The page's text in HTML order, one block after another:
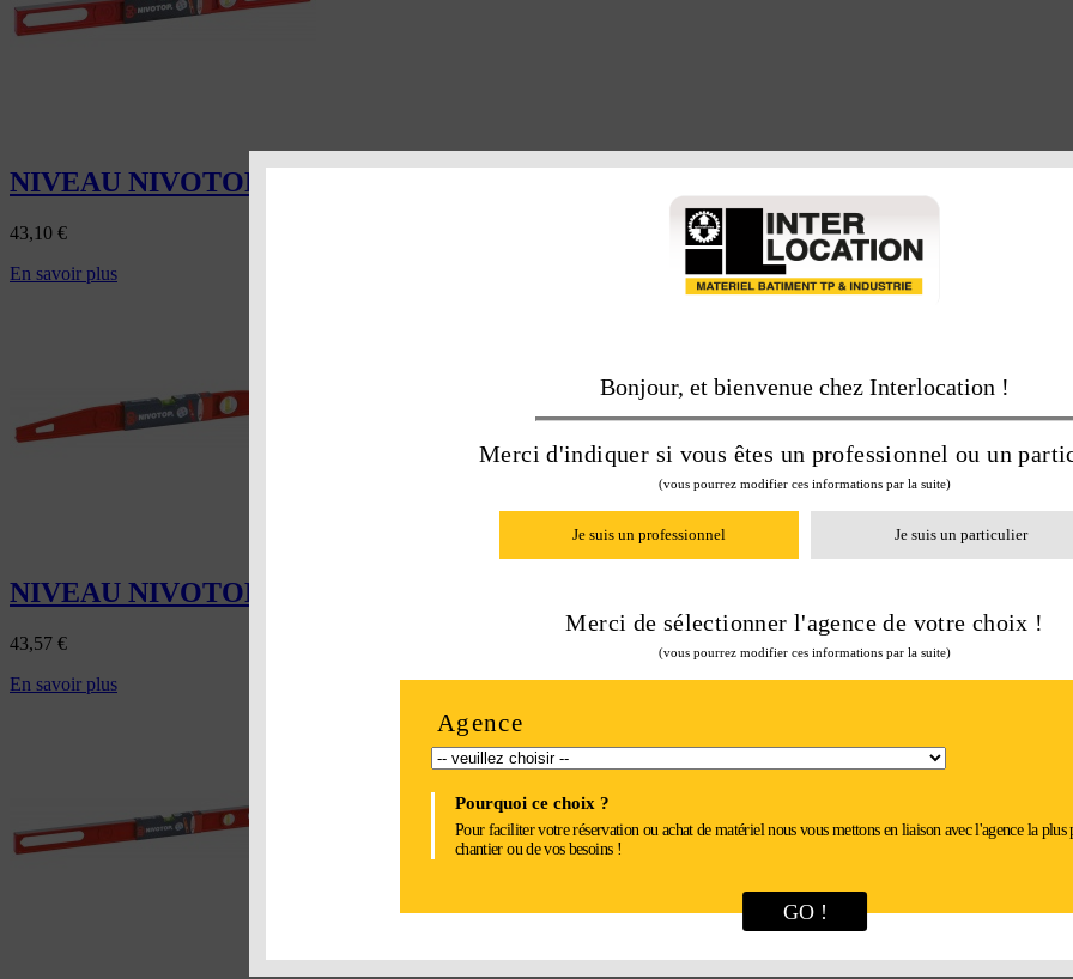
Bonjour, et bienvenue chez Interlocation !
Merci d'indiquer si vous êtes un professionnel ou un
(vous pourrez modifier ces informations par la suite)
Je suis un professionnel Je suis un particulier
Merci de sélectionner l'agence de votre choix !
(vous pourrez modifier ces informations par la suite)
Agence
Pourquoi ce choix ?
Pour faciliter votre réservation ou achat de matériel nous vous mettons en liaison avec l'agence la plus
chantier ou de vos besoins !
GO !
NIVEAU NIVOTOP RECTANGLE 60 CM
43,10 €
En savoir plus
NIVEAU NIVOTOP TRAPEZE 60 CM
43,57 €
En savoir plus